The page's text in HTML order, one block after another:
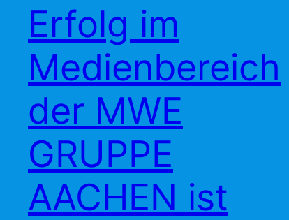
Erfolg im
Medienbereich
der MWE
GRUPPE
AACHEN ist